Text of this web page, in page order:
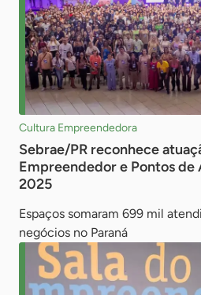
Cultura Empreendedora
Sebrae/PR reconhece
Empreendedor e Pontos
2025
Espaços somaram 699 mil
negócios no Paraná